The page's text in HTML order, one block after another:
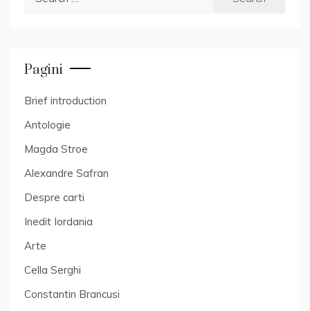
Pagini
Brief introduction
Antologie
Magda Stroe
Alexandre Safran
Despre carti
Inedit Iordania
Arte
Cella Serghi
Constantin Brancusi